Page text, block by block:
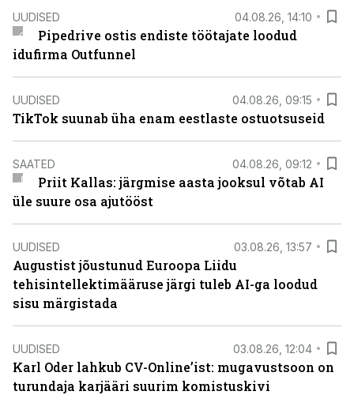
UUDISED 04.08.26, 14:10
Pipedrive ostis endiste töötajate loodud
idufirma Outfunnel
UUDISED 04.08.26, 09:15
TikTok suunab üha enam eestlaste ostuotsuseid
SAATED 04.08.26, 09:12
Priit Kallas: järgmise aasta jooksul võtab AI
üle suure osa ajutööst
UUDISED 03.08.26, 13:57
Augustist jõustunud Euroopa Liidu
tehisintellektimääruse järgi tuleb AI-ga loodud
sisu märgistada
UUDISED 03.08.26, 12:04
Karl Oder lahkub CV-Online’ist: mugavustsoon on
turundaja karjääri suurim komistuskivi